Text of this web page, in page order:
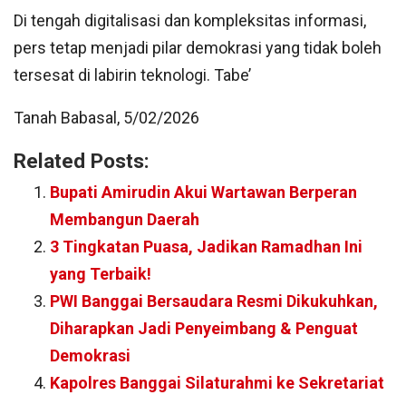
Di tengah digitalisasi dan kompleksitas informasi,
pers tetap menjadi pilar demokrasi yang tidak boleh
tersesat di labirin teknologi. Tabe’
Tanah Babasal, 5/02/2026
Related Posts:
Bupati Amirudin Akui Wartawan Berperan
Membangun Daerah
3 Tingkatan Puasa, Jadikan Ramadhan Ini
yang Terbaik!
PWI Banggai Bersaudara Resmi Dikukuhkan,
Diharapkan Jadi Penyeimbang & Penguat
Demokrasi
Kapolres Banggai Silaturahmi ke Sekretariat